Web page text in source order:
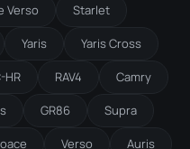
Verso Starlet
Yaris Yaris Cross
HR RAV4 Camry
GR86 Supra
Verso Auris